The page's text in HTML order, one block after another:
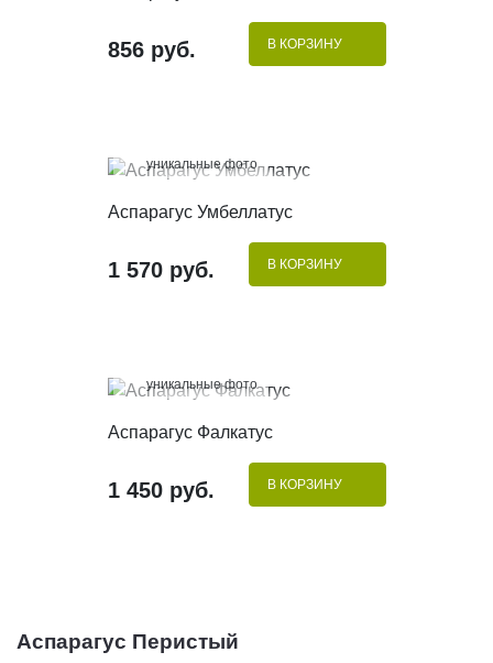
856 руб. В КОРЗИНУ
уникальные фото
Аспарагус Умбеллатус
1 570 руб. В КОРЗИНУ
уникальные фото
Аспарагус Фалкатус
1 450 руб. В КОРЗИНУ
Аспарагус Перистый